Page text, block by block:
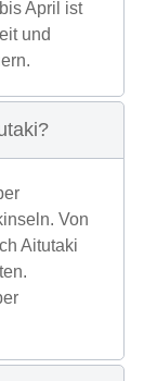
April ist
und
Von
Aitutaki